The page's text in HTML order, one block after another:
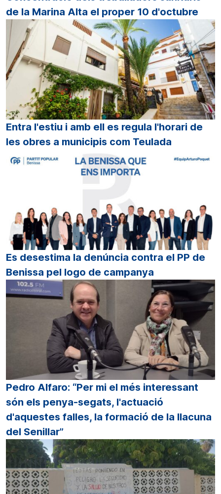
de la Marina Alta el proper 10 d'octubre
Entra l'estiu i amb ell es regula l'horari de
les obres a municipis com Teulada
Es desestima la denúncia contra el PP de
Benissa pel logo de campanya
Pedro Alfaro: “Per mi el més interessant
són els penya-segats, l'actuació
d'aquestes falles, la formació de la llacuna
del Senillar”